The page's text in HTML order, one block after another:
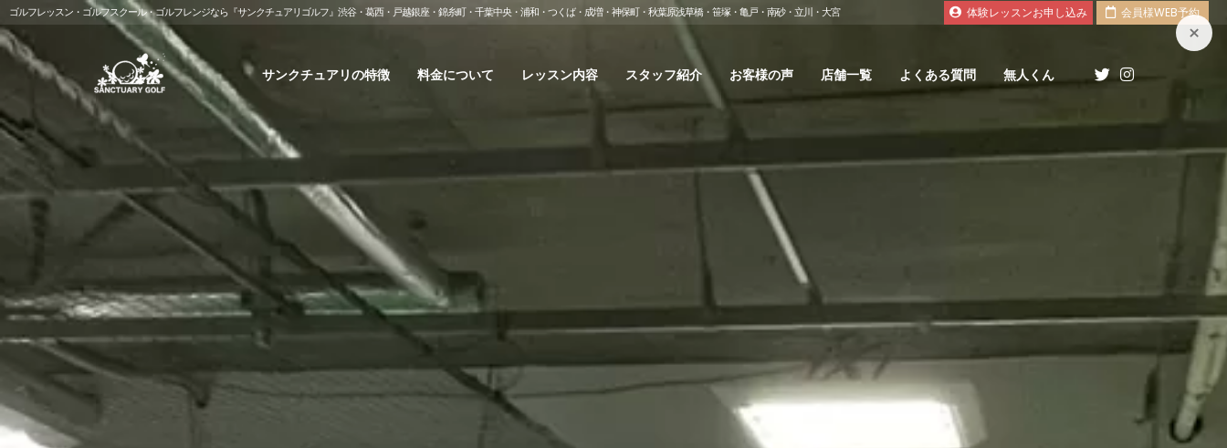
ゴルフレッスン・ゴルフスクール・ゴルフレンジなら『サンクチュアリゴルフ』渋谷・葛西・戸越銀座・錦糸町・千葉中央・浦和・つくば・成増・神保町・秋葉原浅草橋・笹塚・亀戸・南砂・立川・大宮 体験レッスンお申し込み 会員様WEB予約
サンクチュアリの特徴 料金について レッスン内容 スタッフ紹介 お客様の声 店舗一覧 よくある質問 無人くん
×